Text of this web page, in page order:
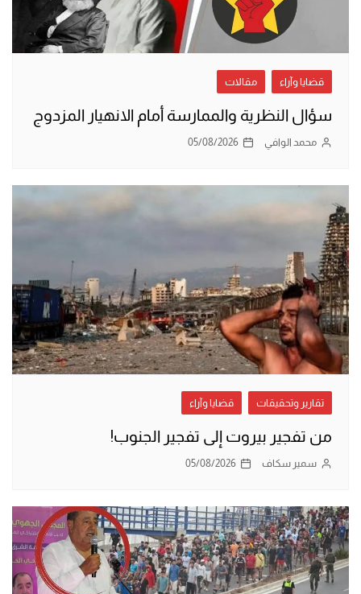
قضايا وآراء مقالات
سؤال النظرية والممارسة أمام الانهيار المزدوج
محمد الوافي 05/08/2026
تقارير وتحقيقات قضايا وآراء
من تفجير بيروت إلى تفجير الجنوب!
سمير سكاف 05/08/2026